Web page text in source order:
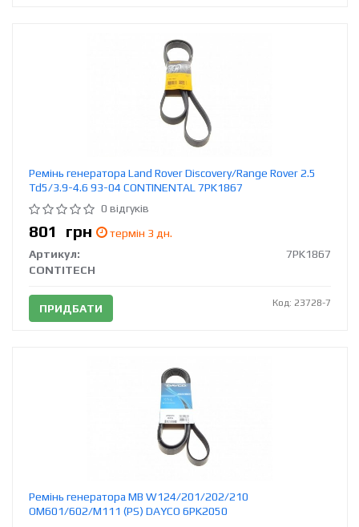
Ремінь генератора Land Rover Discovery/Range Rover 2.5
Td5/3.9-4.6 93-04 CONTINENTAL 7PK1867
0 відгуків
801 грн
термін 3 дн.
Артикул:
7PK1867
CONTITECH
ПРИДБАТИ Код: 23728-7
Ремінь генератора MB W124/201/202/210
OM601/602/M111 (PS) DAYCO 6PK2050